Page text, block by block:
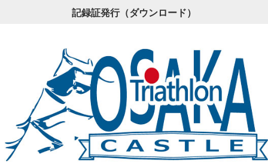
記録証発行（ダウンロード）